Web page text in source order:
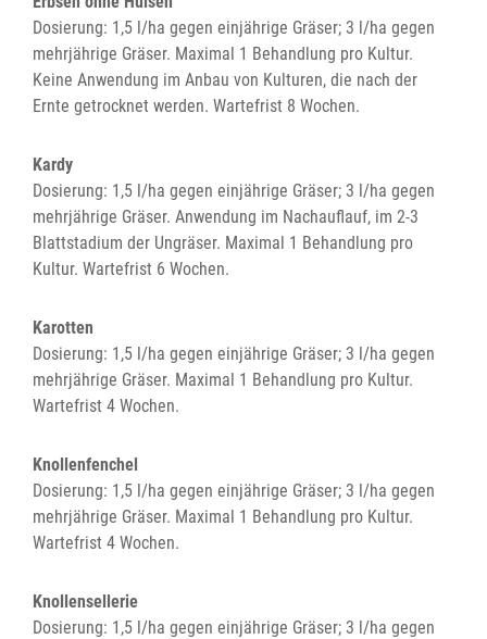
Dosierung: 1,5 l/ha gegen einjährige Gräser; 3 l/ha gegen
mehrjährige Gräser. Maximal 1 Behandlung pro Kultur.
Keine Anwendung im Anbau von Kulturen, die nach der
Ernte getrocknet werden. Wartefrist 8 Wochen.
Kardy
Dosierung: 1,5 l/ha gegen einjährige Gräser; 3 l/ha gegen
mehrjährige Gräser. Anwendung im Nachauflauf, im 2-3
Blattstadium der Ungräser. Maximal 1 Behandlung pro
Kultur. Wartefrist 6 Wochen.
Karotten
Dosierung: 1,5 l/ha gegen einjährige Gräser; 3 l/ha gegen
mehrjährige Gräser. Maximal 1 Behandlung pro Kultur.
Wartefrist 4 Wochen.
Knollenfenchel
Dosierung: 1,5 l/ha gegen einjährige Gräser; 3 l/ha gegen
mehrjährige Gräser. Maximal 1 Behandlung pro Kultur.
Wartefrist 4 Wochen.
Knollensellerie
Dosierung: 1,5 l/ha gegen einjährige Gräser; 3 l/ha gegen